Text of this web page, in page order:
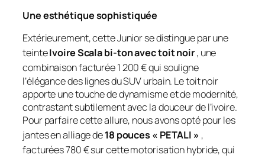
Une esthétique sophistiquée
Extérieurement, cette Junior se distingue par une
teinteIvoire Scala bi-ton avec toit noir, une
combinaison facturée 1 200 €qui souligne
l’élégance des lignes du SUV urbain. Le toit noir
apporte une touche de dynamisme et de modernité,
contrastant subtilement avec la douceur de l’ivoire.
Pour parfaire cette allure, nous avons opté pour les
jantes en alliage de18 pouces « PETALI » ,
facturées 780 € sur cette motorisation hybride, qui